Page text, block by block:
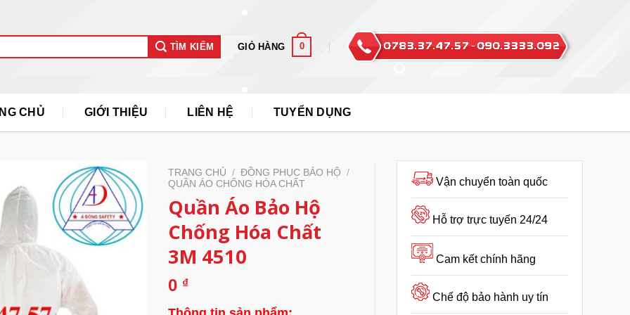
TÌM KIẾM GIỎ HÀNG 0
CHỦ GIỚI THIỆU LIÊN HỆ TUYỂN DỤNG
TRANG CHỦ / ĐỒNG PHỤC BẢO HỘ
/
QUẦN ÁO CHỐNG HÓA CHẤT
Quần Áo Bảo Hộ
Chống Hóa Chất
3M 4510
0 ₫
Vận chuyển toàn quốc
Hỗ trợ trực tuyến 24/24
Cam kết chính hãng
Chế độ bảo hành uy tín